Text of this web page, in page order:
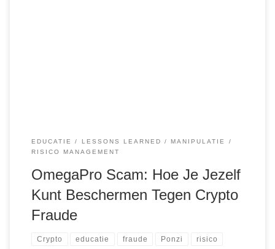
EDUCATIE LESSONS LEARNED
MANIPULATIE
RISICO MANAGEMENT
OmegaPro Scam: Hoe Je Jezelf
Kunt Beschermen Tegen Crypto
Fraude
Crypto educatie fraude Ponzi risico